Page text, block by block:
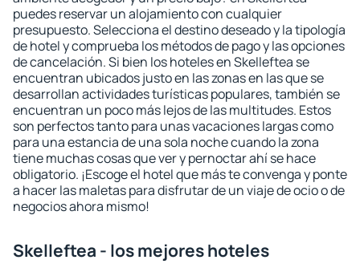
puedes reservar un alojamiento con cualquier
presupuesto. Selecciona el destino deseado y la tipología
de hotel y comprueba los métodos de pago y las opciones
de cancelación. Si bien los hoteles en Skelleftea se
encuentran ubicados justo en las zonas en las que se
desarrollan actividades turísticas populares, también se
encuentran un poco más lejos de las multitudes. Estos
son perfectos tanto para unas vacaciones largas como
para una estancia de una sola noche cuando la zona
tiene muchas cosas que ver y pernoctar ahí se hace
obligatorio. ¡Escoge el hotel que más te convenga y ponte
a hacer las maletas para disfrutar de un viaje de ocio o de
negocios ahora mismo!
Skelleftea - los mejores hoteles